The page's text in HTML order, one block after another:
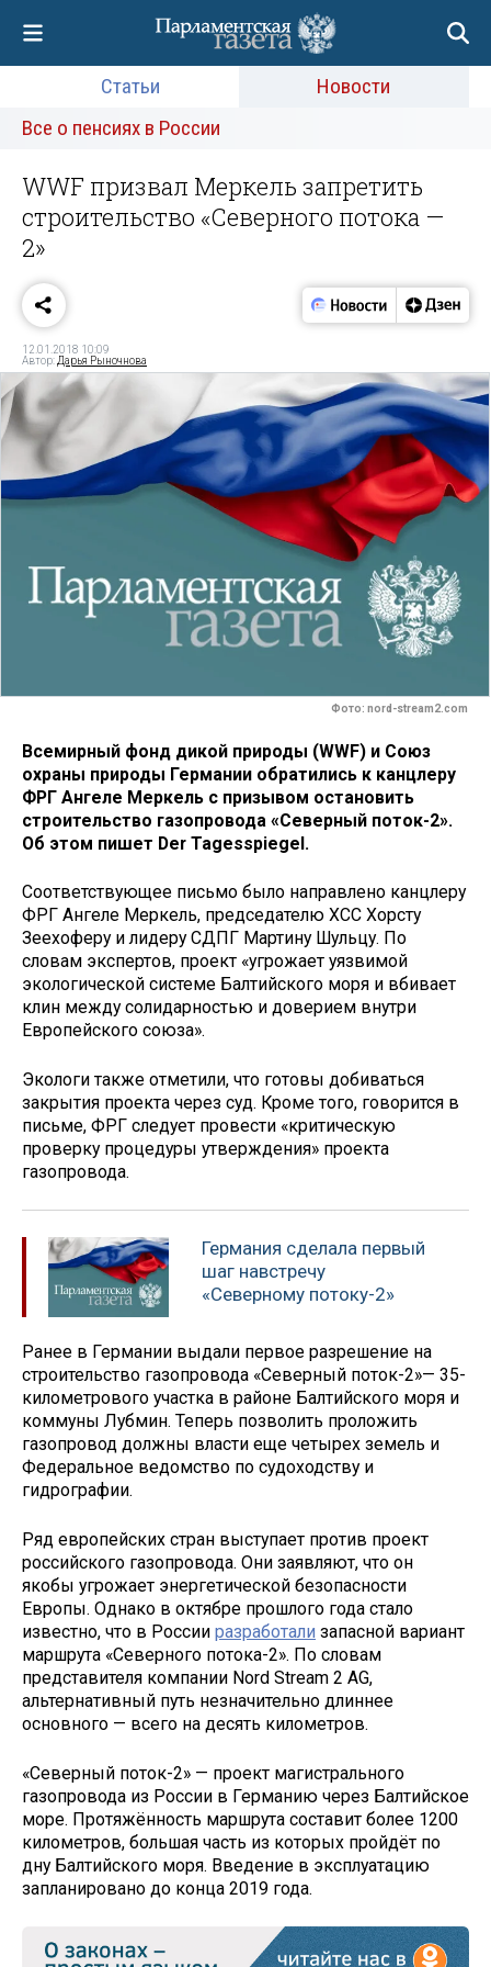
Статьи
Новости
Все о пенсиях в России
WWF призвал Меркель запретить
строительство «Северного потока —
2»
12.01.2018 10:09
Автор: Дарья Рыночнова
Фото: nord-stream2.com
Всемирный фонд дикой природы (WWF) и Союз
охраны природы Германии обратились к канцлеру
ФРГ Ангеле Меркель с призывом остановить
строительство газопровода «Северный поток-2».
Об этом пишет Der Tagesspiegel.
Соответствующее письмо было направлено канцлеру
ФРГ Ангеле Меркель, председателю ХСС Хорсту
Зеехоферу и лидеру СДПГ Мартину Шульцу. По
словам экспертов, проект «угрожает уязвимой
экологической системе Балтийского моря и вбивает
клин между солидарностью и доверием внутри
Европейского союза».
Экологи также отметили, что готовы добиваться
закрытия проекта через суд. Кроме того, говорится в
письме, ФРГ следует провести «критическую
проверку процедуры утверждения» проекта
газопровода.
Германия сделала первый
шаг навстречу
«Северному потоку-2»
Ранее в Германии выдали первое разрешение на
строительство газопровода «Северный поток-2»— 35-
километрового участка в районе Балтийского моря и
коммуны Лубмин. Теперь позволить проложить
газопровод должны власти еще четырех земель и
Федеральное ведомство по судоходству и
гидрографии.
Ряд европейских стран выступает против проект
российского газопровода. Они заявляют, что он
якобы угрожает энергетической безопасности
Европы. Однако в октябре прошлого года стало
известно, что в России разработали запасной вариант
маршрута «Северного потока-2». По словам
представителя компании Nord Stream 2 AG,
альтернативный путь незначительно длиннее
основного — всего на десять километров.
«Северный поток-2» — проект магистрального
газопровода из России в Германию через Балтийское
море. Протяжённость маршрута составит более 1200
километров, большая часть из которых пройдёт по
дну Балтийского моря. Введение в эксплуатацию
запланировано до конца 2019 года.